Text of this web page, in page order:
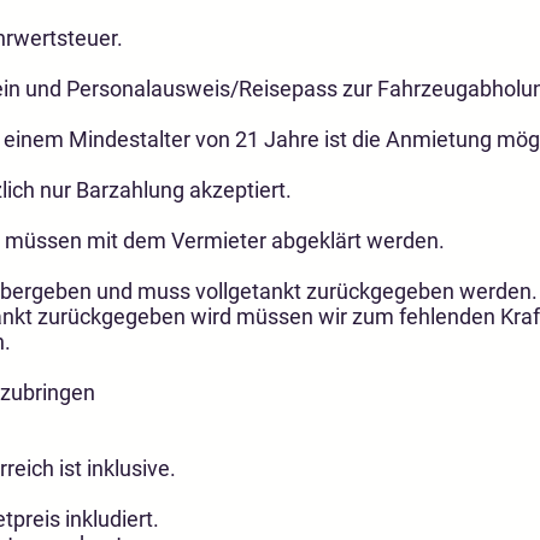
und Personalausweis/Reisepass zur
Mindestalter von 21 Jahre ist die Anmietung
nur Barzahlung akzeptiert.
mit dem Vermieter abgeklärt werden.
und muss vollgetankt zurückgegeben werden.
zurückgegeben wird müssen wir zum fehlenden
ist inklusive.
inkludiert.